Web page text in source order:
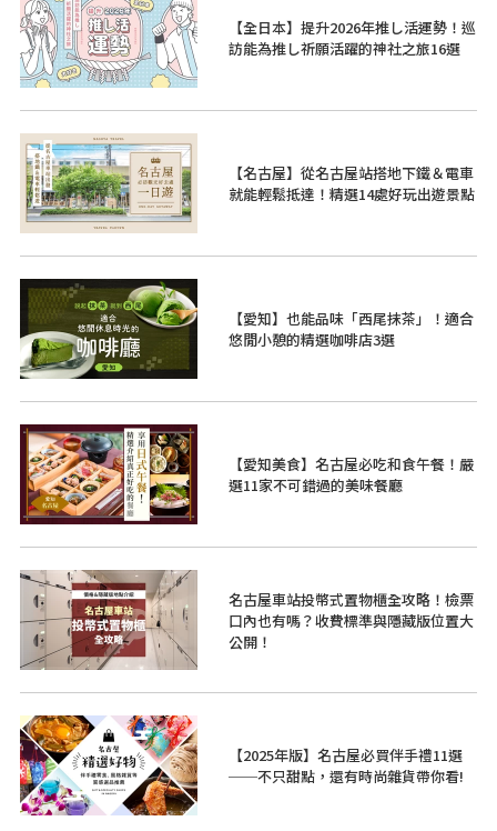
【全日本】提升2026年推し活運勢！巡
訪能為推し祈願活躍的神社之旅16選
【名古屋】從名古屋站搭地下鐵＆電車
就能輕鬆抵達！精選14處好玩出遊景點
【愛知】也能品味「西尾抹茶」！適合
悠閒小憩的精選咖啡店3選
【愛知美食】名古屋必吃和食午餐！嚴
選11家不可錯過的美味餐廳
名古屋車站投幣式置物櫃全攻略！檢票
口內也有嗎？收費標準與隱藏版位置大
公開！
【2025年版】名古屋必買伴手禮11選
──不只甜點，還有時尚雜貨帶你看!